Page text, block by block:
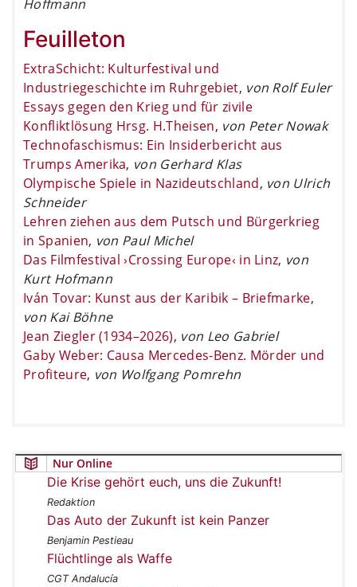
Hoffmann
Feuilleton
ExtraSchicht: Kulturfestival und
Industriegeschichte im Ruhrgebiet, von Rolf Euler
Essays gegen den Krieg und für zivile
Konfliktlösung Hrsg. H.Theisen, von Peter Nowak
Technofaschismus: Ein Insiderbericht aus
Trumps Amerika, von Gerhard Klas
Olympische Spiele in Nazideutschland, von Ulrich
Schneider
Lehren ziehen aus dem Putsch und Bürgerkrieg
in Spanien, von Paul Michel
Das Filmfestival ›Crossing Europe‹ in Linz, von
Kurt Hofmann
Iván Tovar: Kunst aus der Karibik – Briefmarke,
von Kai Böhne
Jean Ziegler (1934–2026), von Leo Gabriel
Gaby Weber: Causa Mercedes-Benz. Mörder und
Profiteure, von Wolfgang Pomrehn
Nur Online
Die Krise gehört euch, uns die Zukunft!
Redaktion
Das Auto der Zukunft ist kein Panzer
Benjamin Pestieau
Flüchtlinge als Waffe
CGT Andalucía